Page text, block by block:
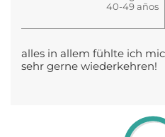
40-49 años
alles in allem fühlte ich
sehr gerne wiederkehren!